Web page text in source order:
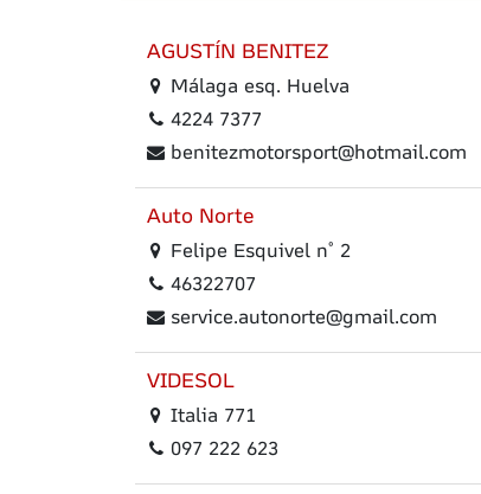
AGUSTÍN BENITEZ
Málaga esq. Huelva
4224 7377
benitezmotorsport@hotmail.com
Auto Norte
Felipe Esquivel n° 2
46322707
service.autonorte@gmail.com
VIDESOL
Italia 771
097 222 623